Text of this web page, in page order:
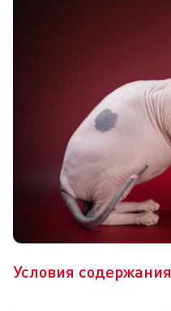
Условия содержания